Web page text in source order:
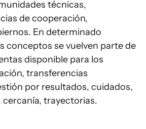
técnicas,
de cooperación,
En determinado
conceptos se vuelven parte de
disponible para los
transferencias
por resultados, cuidados,
trayectorias.